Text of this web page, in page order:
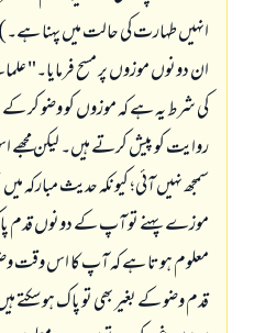
انہیں طہارت کی حالت میں پہنا
ان دونوں موزوں پر مسح فرمایا۔"
کی شرط یہ ہے کہ موزوں کو وضو کر
روایت کو پیش کرتے ہیں۔ لیکن
سمجھ نہیں آئی؛ کیونکہ حدیث
موزے پہنے تو آپ کے دونوں قدم
معلوم ہوتا ہے کہ آپ کا اس وقت
قدم وضو کے بغیر بھی تو پاک ہو سکتے